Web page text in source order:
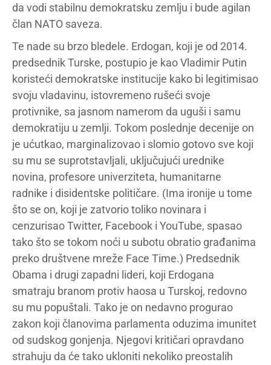
da vodi stabilnu demokratsku zemlju i bude agilan
član NATO saveza.
Te nade su brzo bledele. Erdogan, koji je od 2014.
predsednik Turske, postupio je kao Vladimir Putin
koristeći demokratske institucije kako bi legitimisao
svoju vladavinu, istovremeno rušeći svoje
protivnike, sa jasnom namerom da uguši i samu
demokratiju u zemlji. Tokom poslednje decenije on
je ućutkao, marginalizovao i slomio gotovo sve koji
su mu se suprotstavljali, uključujući urednike
novina, profesore univerziteta, humanitarne
radnike i disidentske političare. (Ima ironije u tome
što se on, koji je zatvorio toliko novinara i
cenzurisao Twitter, Facebook i YouTube, spasao
tako što se tokom noći u subotu obratio građanima
preko društvene mreže Face Time.) Predsednik
Obama i drugi zapadni lideri, koji Erdogana
smatraju branom protiv haosa u Turskoj, redovno
su mu popuštali. Tako je on nedavno progurao
zakon koji članovima parlamenta oduzima imunitet
od sudskog gonjenja. Njegovi kritičari opravdano
strahuju da će tako ukloniti nekoliko preostalih